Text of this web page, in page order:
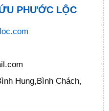
PHƯỚC LỘC
Hung,Bình Chách,